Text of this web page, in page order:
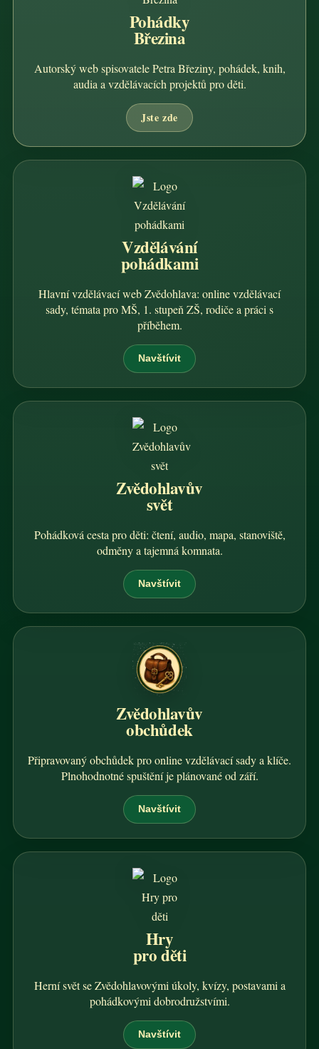
Pohádky
Březina
Autorský web spisovatele Petra Březiny, pohádek, knih,
audia a vzdělávacích projektů pro děti.
Jste zde
Vzdělávání
pohádkami
Hlavní vzdělávací web Zvědohlava: online vzdělávací
sady, témata pro MŠ, 1. stupeň ZŠ, rodiče a práci s
příběhem.
Navštívit
Zvědohlavův
svět
Pohádková cesta pro děti: čtení, audio, mapa, stanoviště,
odměny a tajemná komnata.
Navštívit
Zvědohlavův
obchůdek
Připravovaný obchůdek pro online vzdělávací sady a klíče.
Plnohodnotné spuštění je plánované od září.
Navštívit
Hry
pro děti
Herní svět se Zvědohlavovými úkoly, kvízy, postavami a
pohádkovými dobrodružstvími.
Navštívit